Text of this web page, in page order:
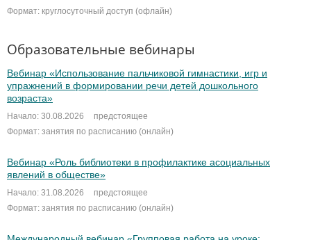
Формат: круглосуточный доступ (офлайн)
Образовательные вебинары
Вебинар «Использование пальчиковой гимнастики, игр и
упражнений в формировании речи детей дошкольного
возраста»
Начало: 30.08.2026
предстоящее
Формат: занятия по расписанию (онлайн)
Вебинар «Роль библиотеки в профилактике асоциальных
явлений в обществе»
Начало: 31.08.2026
предстоящее
Формат: занятия по расписанию (онлайн)